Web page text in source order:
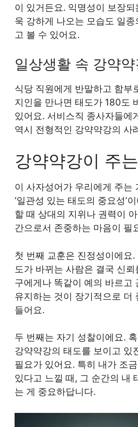
이 있거든요. 익명성이 보장되
욱 강하게 나오는 모습도 일
고 볼 수 있어요.
일상생활 속 강약
식당 직원에게 반말하고 함부
지인을 만나면 태도가 180도
있어요. 서비스직 종사자들에
역시 전형적인 강약약강의 사
강약약강이 주
이 사자성어가 우리에게 주는
‘일관성 있는 태도의 중요성’
할 때 상대의 지위나 권력이
간으로서 존중하는 마음이 필
첫 번째 교훈은 진정성이에요.
도가 바뀌는 사람은 결국 신
구에게나 똑같이 예의 바르고
유지하는 것이 장기적으로 더
들어요.
두 번째는 자기 성찰이에요.
강약약강의 태도를 보이고 있
필요가 있어요. 특히 내가 조
있다고 느낄 때, 그 순간의 내
는 게 중요하답니다.